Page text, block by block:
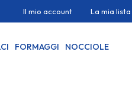
Il mio account La mia
FORMAGGI NOCCIOLE